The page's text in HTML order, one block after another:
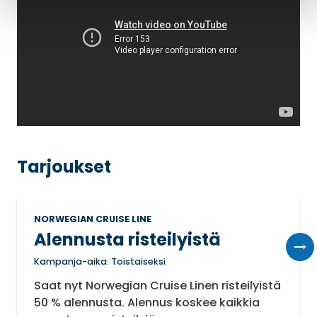
Tarjoukset
NORWEGIAN CRUISE LINE
Alennusta risteilyistä
Kampanja-aika: Toistaiseksi
Saat nyt Norwegian Cruise Linen risteilyistä
50 % alennusta. Alennus koskee kaikkia